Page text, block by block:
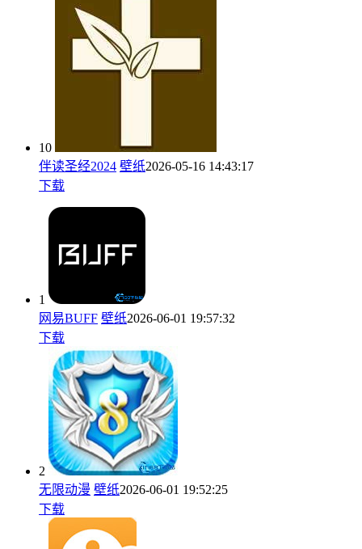
10
伴读圣经2024 壁纸2026-05-16 14:43:17
下载
1
网易BUFF 壁纸2026-06-01 19:57:32
下载
2
无限动漫 壁纸2026-06-01 19:52:25
下载